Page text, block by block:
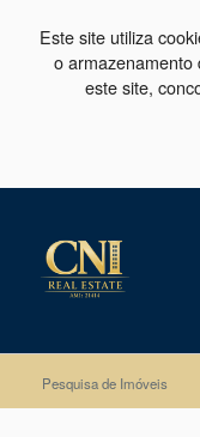
Este site utiliza
o armazenamento
este site,
Pesquisa de Imóveis